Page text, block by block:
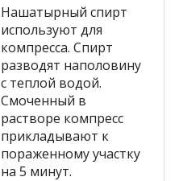
Нашатырный спирт
используют для
компресса. Спирт
разводят наполовину
с теплой водой.
Смоченный в
растворе компресс
прикладывают к
пораженному участку
на 5 минут.